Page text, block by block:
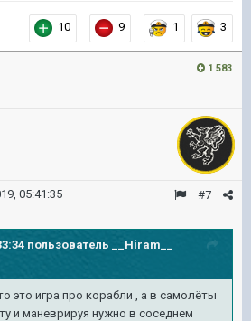
10 9 1 3
1 583
#7
05:41:35
пользователь
__Hiram__
это игра про корабли , а в самолёты
и маневрируя нужно в соседнем